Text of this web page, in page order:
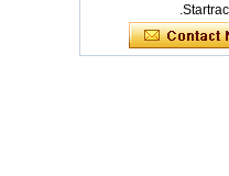
350mm 14inch Flat
Bottom Steering
Wheel - COPY - lrc4c6